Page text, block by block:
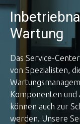
Wartung
Das Service-
von Spezialisten,
Komponenten und
können auch zur
werden. Unsere